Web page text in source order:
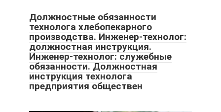
Должностные обязанности
технолога хлебопекарного
производства. Инженер-технолог:
должностная инструкция.
Инженер-технолог: служебные
обязанности. Должностная
инструкция технолога
предприятия обществен